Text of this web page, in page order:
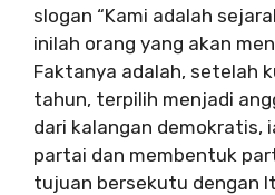
slogan “Kami adalah
inilah orang yang akan
Faktanya adalah, setelah
tahun, terpilih menjadi
dari kalangan demokratis,
partai dan membentuk
tujuan bersekutu dengan